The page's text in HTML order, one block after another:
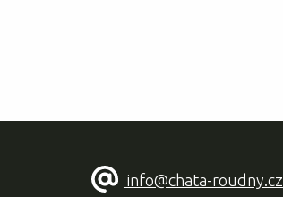
info@chata-roudny.cz